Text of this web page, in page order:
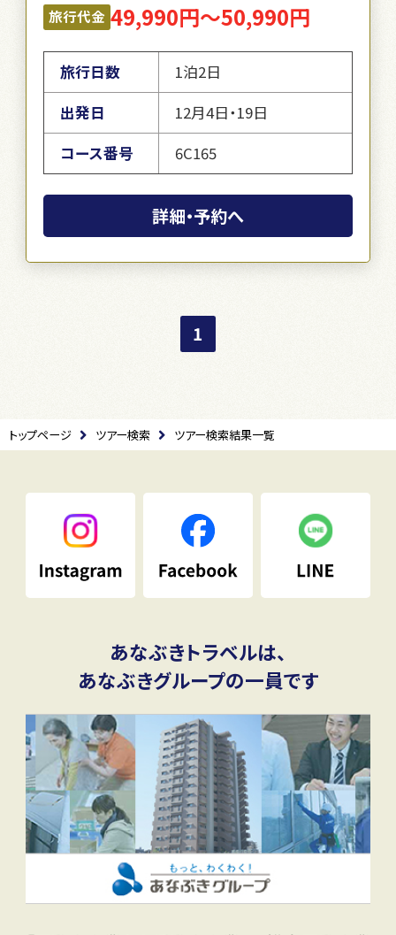
旅行代金 49,990円～50,990円
旅行日数
1泊2日
出発日
12月4日・19日
コース番号
6C165
詳細・予約へ
1
トップページ ツアー検索 ツアー検索結果一覧
あなぶきトラベルは、
あなぶきグループの一員です